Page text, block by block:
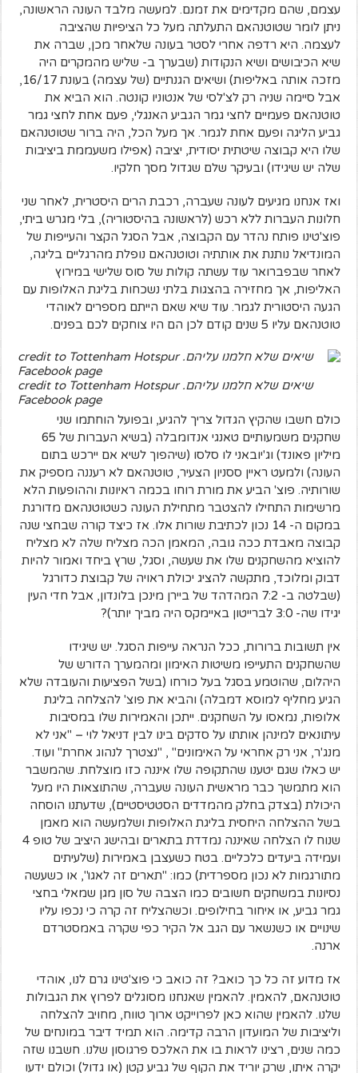
עצמם, שהם מקדימים את זמנם. למעשה מלבד העונה הראשונה,
ניתן לומר שטוטנהאם התעלתה מעל כל הציפיות שהציבה
לעצמה. היא רדפה אחרי לסטר בעונה שלאחר מכן, שברה את
שיא הכיבושים ושיא הנקודות (שבערך ב- שליש מהמקרים היה
מזכה אותה באליפות) ושיאים הגנתיים (של עצמה) בעונת 16/17,
אבל סיימה שניה רק לצ'לסי של אנטוניו קונטה. הוא הביא את
טוטנהאם פעמיים לחצי גמר הגביע האנגלי, פעם אחת לחצי גמר
גביע הליגה ופעם אחת לגמר. אך מעל הכל, היה ברור שטוטנהאם
שלו היא קבוצה שיטתית יסודית, יציבה (אפילו משעממת ביציבות
שלה יש שיגידו) ובעיקר שלם שגדול מסך חלקיו.
ואז אנחנו מגיעים לעונה שעברה, רכבת הרים היסטרית, לאחר שני
חלונות העברות ללא רכש (לראשונה בהיסטוריה), בלי מגרש ביתי,
פוצ'טינו פותח נהדר עם הקבוצה, אבל הסגל הקצר והעייפות של
המונדיאל נותנת את אותתיה וטוטנהאם נופלת מהרגליים בליגה,
לאחר שבפברואר עוד עשתה קולות של סוס שלישי במירוץ
האליפות, אך מחזירה בהצגות בלתי נשכחות בליגת האלופות עם
הגעה היסטורית לגמר. עוד שיא שאם הייתם מספרים לאוהדי
טוטנהאם עליו 5 שנים קודם לכן הם היו צוחקים לכם בפנים.
שיאים שלא חלמנו עליהם. credit to Tottenham Hotspur
Facebook page
כולם חשבו שהקיץ הגדול צריך להגיע, ובפועל הוחתמו שני
שחקנים משמעותיים טאנגי אנדומבלה (בשיא העברות של 65
מיליון פאונד) וג'יובאני לו סלסו (שיהפוך לשיא אם יירכש בתום
העונה) ולמעט ראיין ססניון הצעיר, טוטנהאם לא רעננה מספיק את
שורותיה. פוצ' הביע את מורת רוחו בכמה ראיונות וההופעות הלא
מרשימות התחילו להצטבר מתחילת העונה כשטוטנהאם מדורגת
במקום ה- 14 נכון לכתיבת שורות אלו. אז כיצד קורה שבחצי שנה
קבוצה מאבדת ככה גובה, המאמן הכה מצליח שלה לא מצליח
להוציא מהשחקנים שלו את שעשה, וסגל, שרץ ביחד ואמור להיות
דבוק ומלוכד, מתקשה להציג יכולת ראויה של קבוצת כדורגל
(שבלטה ב- 7:2 המהדהד של ביירן מינכן בלונדון, אבל חדי העין
יגידו שה- 3:0 לברייטון באיימקס היה מביך יותר)?
אין תשובות ברורות, ככל הנראה עייפות הסגל. יש שיגידו
שהשחקנים התעייפו משיטות האימון ומהמערך הדורש של
היהלום, שהוטמע בסגל בעל כורחו (בשל הפציעות והעובדה שלא
הגיע מחליף למוסא דמבלה) והביא את פוצ' להצלחה בליגת
אלופות, נמאסו על השחקנים. ייתכן והאמירות שלו במסיבות
עיתונאים למינהן אותתו על סדקים בינו לבין דניאל לוי – "אני לא
מנג'ר, אני רק אחראי על האימונים" , "נצטרך לנהוג אחרת" ועוד.
יש כאלו שגם יטענו שהתקופה שלו איננה כזו מוצלחת. שהמשבר
הוא מתמשך כבר מראשית העונה שעברה, שהתוצאות היו מעל
היכולת (בצדק בחלק מהמדדים הסטטיסטיים), שדעתנו הוסחה
בשל ההצלחה היחסית בליגת האלופות ושלמעשה הוא מאמן
שנוח לו הצלחה שאיננה נמדדת בתארים ובהישג היציב של טופ 4
ועמידה ביעדים כלכליים. בטח כשעצבן באמירות (שלעיתים
מתורגמות לא נכון מספרדית) כמו: "תארים זה לאגו", או כשעשה
נסיונות במשחקים חשובים כמו הצבה של סון מגן שמאלי בחצי
גמר גביע, או איחור בחילופים. וכשהצליח זה קרה כי נכפו עליו
שינויים או כשנשאר עם הגב אל הקיר כפי שקרה באמסטרדם
ארנה.
אז מדוע זה כל כך כואב? זה כואב כי פוצ'טינו גרם לנו, אוהדי
טוטנהאם, להאמין. להאמין שאנחנו מסוגלים לפרוץ את הגבולות
שלנו. להאמין שהוא כאן לפרוייקט ארוך טווח, מחויב להצלחה
וליציבות של המועדון הרבה קדימה. הוא תמיד דיבר במונחים של
כמה שנים, רצינו לראות בו את האלכס פרגוסון שלנו. חשבנו שזה
יקרה איתו, שרק יוריד את הקוף של גביע קטן (או גדול) וכולם ידעו